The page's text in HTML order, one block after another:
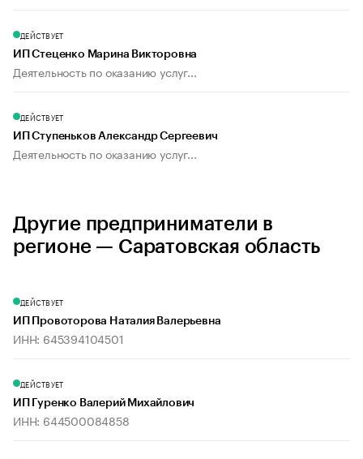
ДЕЙСТВУЕТ
ИП Стеценко Марина Викторовна
Деятельность по оказанию услуг...
ДЕЙСТВУЕТ
ИП Ступеньков Александр Сергеевич
Деятельность по оказанию услуг...
Другие предприниматели в
регионе — Саратовская область
ДЕЙСТВУЕТ
ИП Провоторова Наталия Валерьевна
ИНН: 645394104501
ДЕЙСТВУЕТ
ИП Гуренко Валерий Михайлович
ИНН: 644500084858